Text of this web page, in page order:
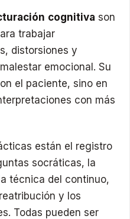
cognitiva son
trabajar
distorsiones y
emocional. Su
el paciente, sino en
con más
están el registro
socráticas, la
técnica del continuo,
y los
Todas pueden ser